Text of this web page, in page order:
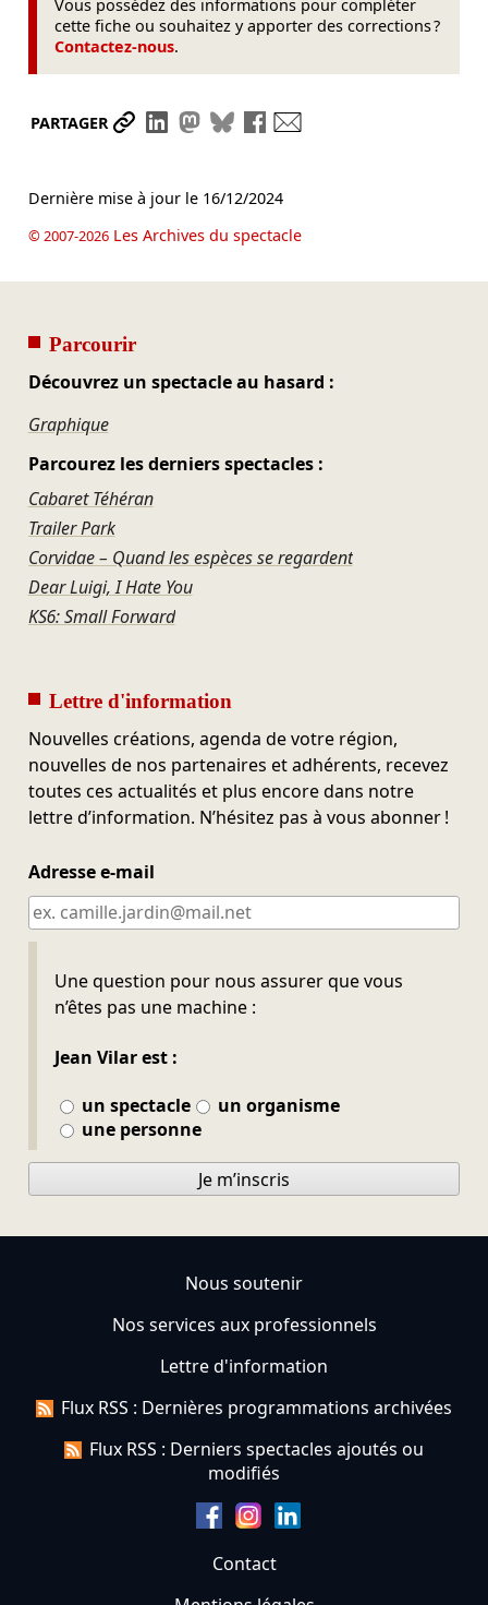
Vous possédez des informations pour compléter
cette fiche ou souhaitez y apporter des corrections ?
Contactez-nous.
PARTAGER Partager le lien
Partager sur LinkedIn
Partager sur Mastodon
Partager sur Bluesky
Partager sur Facebook
Dernière mise à jour le 16/12/2024
© 2007-2026Les Archives du spectacle
Parcourir
Découvrez un spectacle au hasard :
Graphique
Parcourez les derniers spectacles :
Cabaret Téhéran
Trailer Park
Corvidae – Quand les espèces se regardent
Dear Luigi, I Hate You
KS6: Small Forward
Lettre d'information
Nouvelles créations, agenda de votre région,
nouvelles de nos partenaires et adhérents, recevez
toutes ces actualités et plus encore dans notre
lettre d’information. N’hésitez pas à vous abonner !
Adresse e-mail
Une question pour nous assurer que vous
n’êtes pas une machine :
Jean Vilar est :
un spectacle
un organisme
une personne
Ne pas remplir
Je m’inscris
Nous soutenir
Nos services aux professionnels
Lettre d'information
Flux RSS : Dernières programmations archivées
Flux RSS : Derniers spectacles ajoutés ou
modifiés
Contact